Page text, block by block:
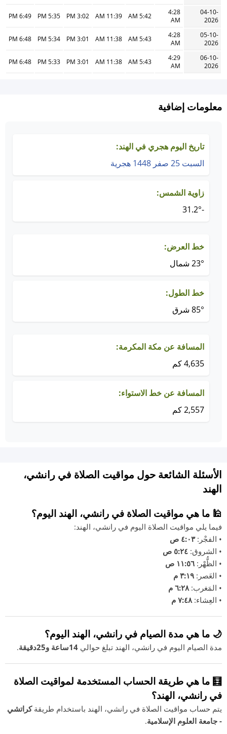
04-10-
2026
4:28
AM
5:42 AM
11:39 AM
3:02 PM
5:35 PM
6:49 PM
05-10-
2026
4:28
AM
5:43 AM
11:38 AM
3:01 PM
5:34 PM
6:48 PM
06-10-
2026
4:29
AM
5:43 AM
11:38 AM
3:01 PM
5:33 PM
6:48 PM
معلومات إضافية
تاريخ اليوم هجري في الهند:
السبت 25 صفر 1448 هجرية
زاوية الشمس:
-31.2°
خط العرض:
23° شمال
خط الطول:
85° شرق
المسافة عن مكة المكرمة:
4,635 كم
المسافة عن خط الاستواء:
2,557 كم
الأسئلة الشائعة حول مواقيت الصلاة في رانشي،
الهند
🕌 ما هي مواقيت الصلاة في رانشي، الهند اليوم؟
فيما يلي مواقيت الصلاة اليوم في رانشي، الهند:
• الفجْر:٤:٠٣ ص
• الشروق: ٥:٢٤ ص
• الظُّهْر: ١١:٥٦ ص
• العَصر: ٣:١٩ م
• المَغرب:٦:٢٨ م
• العِشاء:٧:٤٨ م
🌙 ما هي مدة الصيام في رانشي، الهند اليوم؟
مدة الصيام اليوم في رانشي، الهند تبلغ حوالي 14ساعة و25دقيقة .
🧮 ما هي طريقة الحساب المستخدمة لمواقيت الصلاة
في رانشي، الهند؟
يتم حساب مواقيت الصلاة في رانشي، الهند باستخدام طريقةكراتشي
- جامعة العلوم الإسلامية.